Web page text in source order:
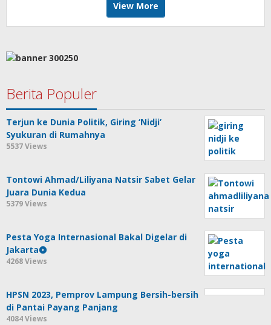
View More
Berita Populer
Terjun ke Dunia Politik, Giring ‘Nidji’
Syukuran di Rumahnya
5537 Views
Tontowi Ahmad/Liliyana Natsir Sabet Gelar
Juara Dunia Kedua
5379 Views
Pesta Yoga Internasional Bakal Digelar di
Jakarta
4268 Views
HPSN 2023, Pemprov Lampung Bersih-bersih
di Pantai Payang Panjang
4084 Views